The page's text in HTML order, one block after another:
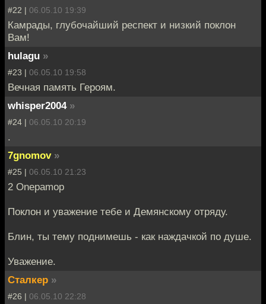
#22 | 06.05.10 19:39
Камрады, глубочайший респект и низкий поклон
Вам!
hulagu »
#23 | 06.05.10 19:58
Вечная память Героям.
whisper2004 »
#24 | 06.05.10 20:19
.
7gnomov »
#25 | 06.05.10 21:23
2 Onepamop
Поклон и уважение тебе и Демянскому отряду.
Блин, ты тему поднимешь - как наждачкой по душе.
Уважение.
Сталкер »
#26 | 06.05.10 22:28